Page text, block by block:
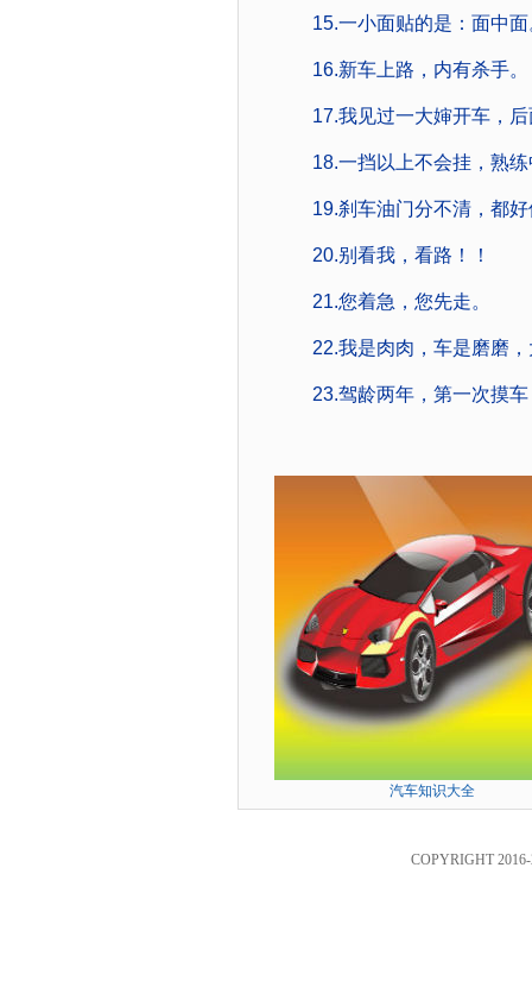
15.一小面贴的是：面中面
16.新车上路，内有杀手。
17.我见过一大婶开车，后
18.一挡以上不会挂，熟练
19.刹车油门分不清，都好
20.别看我，看路！！
21.您着急，您先走。
22.我是肉肉，车是磨磨，
23.驾龄两年，第一次摸车
汽车知识大全
COPYRIGHT